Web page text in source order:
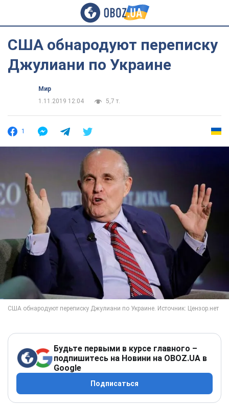
США обнародуют переписку
Джулиани по Украине
Мир
1.11.2019 12:04
5,7 т.
1
Будьте первыми в курсе главного –
подпишитесь на Новини на OBOZ.UA в
Google
Подписаться